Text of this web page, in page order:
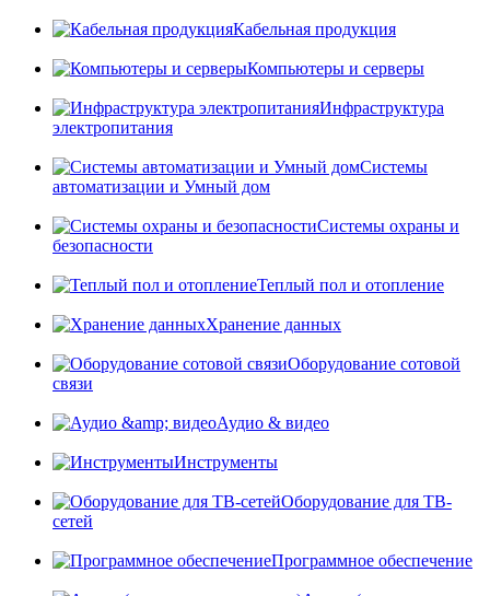
Кабельная продукция
Компьютеры и серверы
Инфраструктура
электропитания
Системы
автоматизации и Умный дом
Системы охраны и
безопасности
Теплый пол и отопление
Хранение данных
Оборудование сотовой
связи
Аудио & видео
Инструменты
Оборудование для ТВ-
сетей
Программное обеспечение